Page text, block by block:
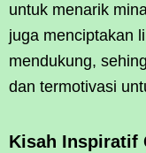
untuk menarik
juga menciptakan
mendukung,
dan termotivasi
Kisah Inspiratif